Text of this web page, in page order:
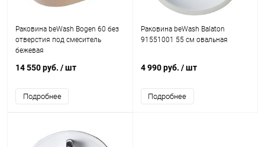
Раковина beWash Bogen 60 без
отверстия под смеситель
бежевая
14 550 руб. / шт
Подробнее
Раковина beWash Balaton
91551001 55 см овальная
4 990 руб. / шт
Подробнее